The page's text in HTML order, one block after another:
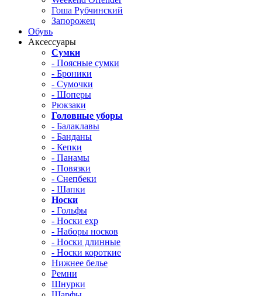
Гоша Рубчинский
Запорожец
Обувь
Аксессуары
Сумки
- Поясные сумки
- Броники
- Сумочки
- Шоперы
Рюкзаки
Головные уборы
- Балаклавы
- Банданы
- Кепки
- Панамы
- Повязки
- Снепбеки
- Шапки
Носки
- Гольфы
- Носки exp
- Наборы носков
- Носки длинные
- Носки короткие
Нижнее белье
Ремни
Шнурки